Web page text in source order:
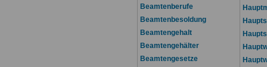
Beamtenberufe
Beamtenbesoldung
Beamtengehalt
Beamtengehälter
Beamtengesetze